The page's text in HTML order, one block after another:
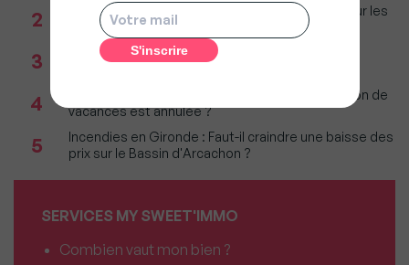
2
Immobilier : Ce que l’AI Act change vraiment pour les
agences depuis le 2 août 2026
3
Réseau immobilier : iad franchit le cap des 600
4
Incendies : Quels sont vos droits si votre location de
vacances est annulée ?
5
Incendies en Gironde : Faut-il craindre une baisse des
prix sur le Bassin d'Arcachon ?
SERVICES MY SWEET'IMMO
Combien vaut mon bien ?